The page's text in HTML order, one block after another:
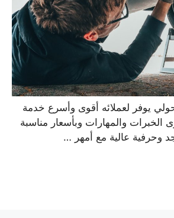
يوفر لعملائه أقوى وأسرع خدمة
الخبرات والمهارات وبأسعار مناسبة
وحرفية عالية مع أمهر …